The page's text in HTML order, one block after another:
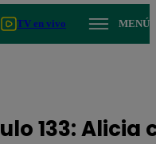
TV en vivo MENÚ
133: Alicia